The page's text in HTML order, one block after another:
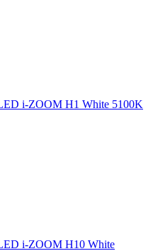
i-ZOOM H1 White 5100K
i-ZOOM H10 White